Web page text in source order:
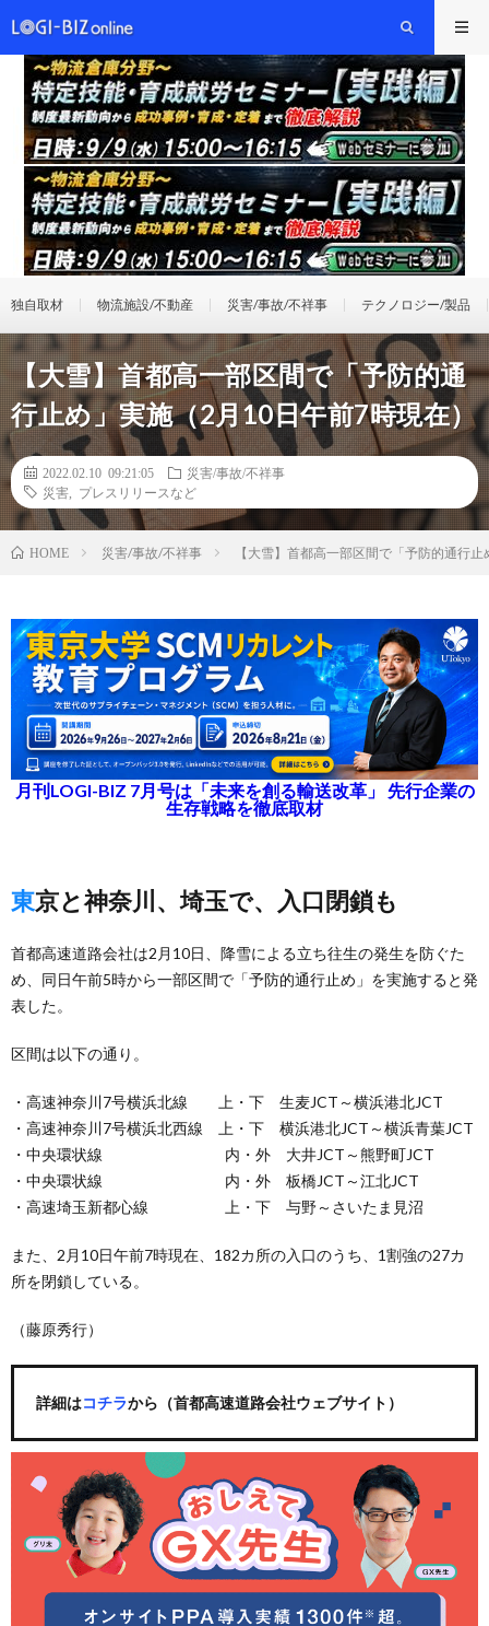
独自取材 物流施設/不動産 災害/事故/不祥事 テクノロジー/製品
【大雪】首都高一部区間で「予防的通
行止め」実施（2月10日午前7時現在）
2022.02.10 09:21:05
災害/事故/不祥事
災害
プレスリリースなど
HOME 災害/事故/不祥事 【大雪】首都高一部区間で「予防的通行
月刊LOGI-BIZ 7月号は「未来を創る輸送改革」 先行企業の
生存戦略を徹底取材
東京と神奈川、埼玉で、入口閉鎖も
首都高速道路会社は2月10日、降雪による立ち往生の発生を防ぐた
め、同日午前5時から一部区間で「予防的通行止め」を実施すると発
表した。
区間は以下の通り。
・高速神奈川7号横浜北線 上・下 生麦JCT～横浜港北JCT
・高速神奈川7号横浜北西線 上・下 横浜港北JCT～横浜青葉JCT
・中央環状線 内・外 大井JCT～熊野町JCT
・中央環状線 内・外 板橋JCT～江北JCT
・高速埼玉新都心線 上・下 与野～さいたま見沼
また、2月10日午前7時現在、182カ所の入口のうち、1割強の27カ
所を閉鎖している。
（藤原秀行）
詳細はコチラから（首都高速道路会社ウェブサイト）